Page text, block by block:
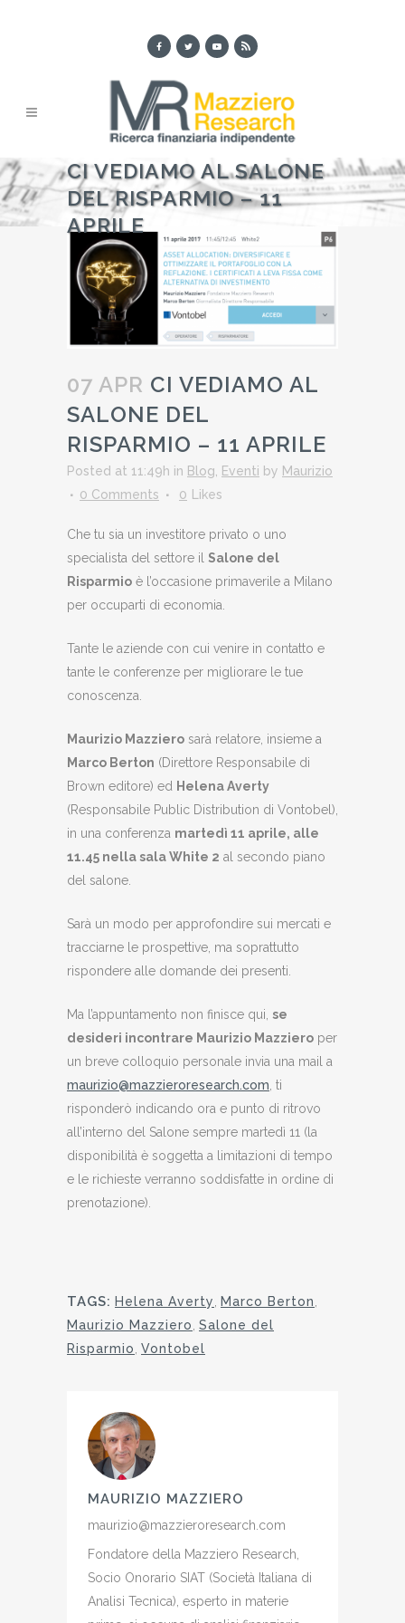
CI VEDIAMO AL SALONE
DEL RISPARMIO – 11
APRILE
07 APR CI VEDIAMO AL
SALONE DEL
RISPARMIO – 11 APRILE
Posted at 11:49h in Blog Eventi by Maurizio
0 Comments
0 Likes
Che tu sia un investitore privato o uno
specialista del settore il Salone del
Risparmio è l’occasione primaverile a Milano
per occuparti di economia.
Tante le aziende con cui venire in contatto e
tante le conferenze per migliorare le tue
conoscenza.
Maurizio Mazziero sarà relatore, insieme a
Marco Berton (Direttore Responsabile di
Brown editore) ed Helena Averty
(Responsabile Public Distribution di Vontobel),
in una conferenza martedì 11 aprile, alle
11.45 nella sala White 2 al secondo piano
del salone.
Sarà un modo per approfondire sui mercati e
tracciarne le prospettive, ma soprattutto
rispondere alle domande dei presenti.
Ma l’appuntamento non finisce qui, se
desideri incontrare Maurizio Mazziero per
un breve colloquio personale invia una mail a
maurizio@mazzieroresearch.com , ti
risponderò indicando ora e punto di ritrovo
all’interno del Salone sempre martedì 11 (la
disponibilità è soggetta a limitazioni di tempo
e le richieste verranno soddisfatte in ordine di
prenotazione).
TAGS: Helena Averty Marco Berton
Maurizio Mazziero Salone del
Risparmio Vontobel
MAURIZIO MAZZIERO
maurizio@mazzieroresearch.com
Fondatore della Mazziero Research,
Socio Onorario SIAT (Società Italiana di
Analisi Tecnica), esperto in materie